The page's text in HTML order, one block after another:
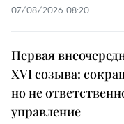
07/08/2026 08:20
Первая
XVI созыва:
но не
управление